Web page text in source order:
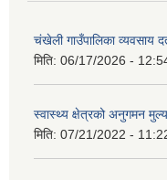
चंखेली गाउँपालिका व्यवसाय
मिति: 06/17/2026 -
स्वास्थ्य क्षेत्रको अनुगमन
मिति: 07/21/2022 -